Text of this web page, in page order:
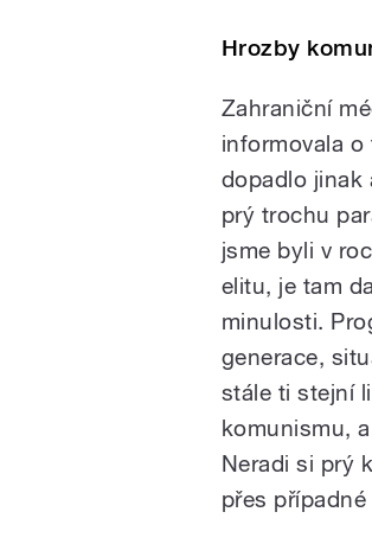
Hrozby
Zahraniční
informovala
dopadlo jinak
prý trochu
jsme byli v
elitu, je tam
minulosti.
generace,
stále ti stejní
komunismu,
Neradi si prý
přes